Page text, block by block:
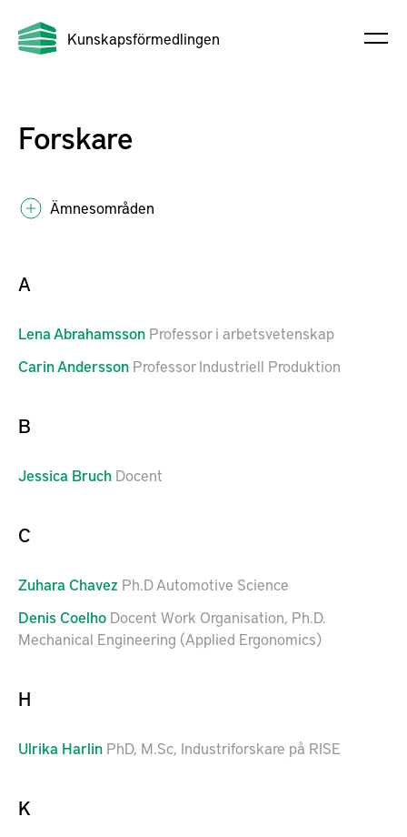
Kunskapsförmedlingen
Forskare
Ämnesområden
A
LenaAbrahamsson Professor i arbetsvetenskap
CarinAndersson Professor Industriell Produktion
B
Jessica Bruch Docent
C
ZuharaChavez Ph.D Automotive Science
DenisCoelho Docent Work Organisation, Ph.D.
Mechanical Engineering (Applied Ergonomics)
H
Ulrika Harlin PhD, M.Sc, Industriforskare på RISE
K